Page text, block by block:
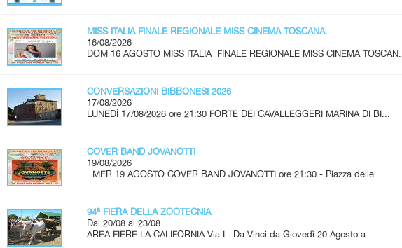
MISS ITALIA FINALE REGIONALE MISS CINEMA TOSCANA
16/08/2026
DOM 16 AGOSTO MISS ITALIA FINALE REGIONALE MISS CINEMA TOSCAN...
CONVERSAZIONI BIBBONESI 2026
17/08/2026
LUNEDÌ 17/08/2026 ore 21:30 FORTE DEI CAVALLEGGERI MARINA DI BI...
COVER BAND JOVANOTTI
19/08/2026
MER 19 AGOSTO COVER BAND JOVANOTTI ore 21:30 - Piazza delle ...
94ª FIERA DELLA ZOOTECNIA
Dal 20/08 al 23/08
AREA FIERE LA CALIFORNIA Via L. Da Vinci da Giovedì 20 Agosto a...